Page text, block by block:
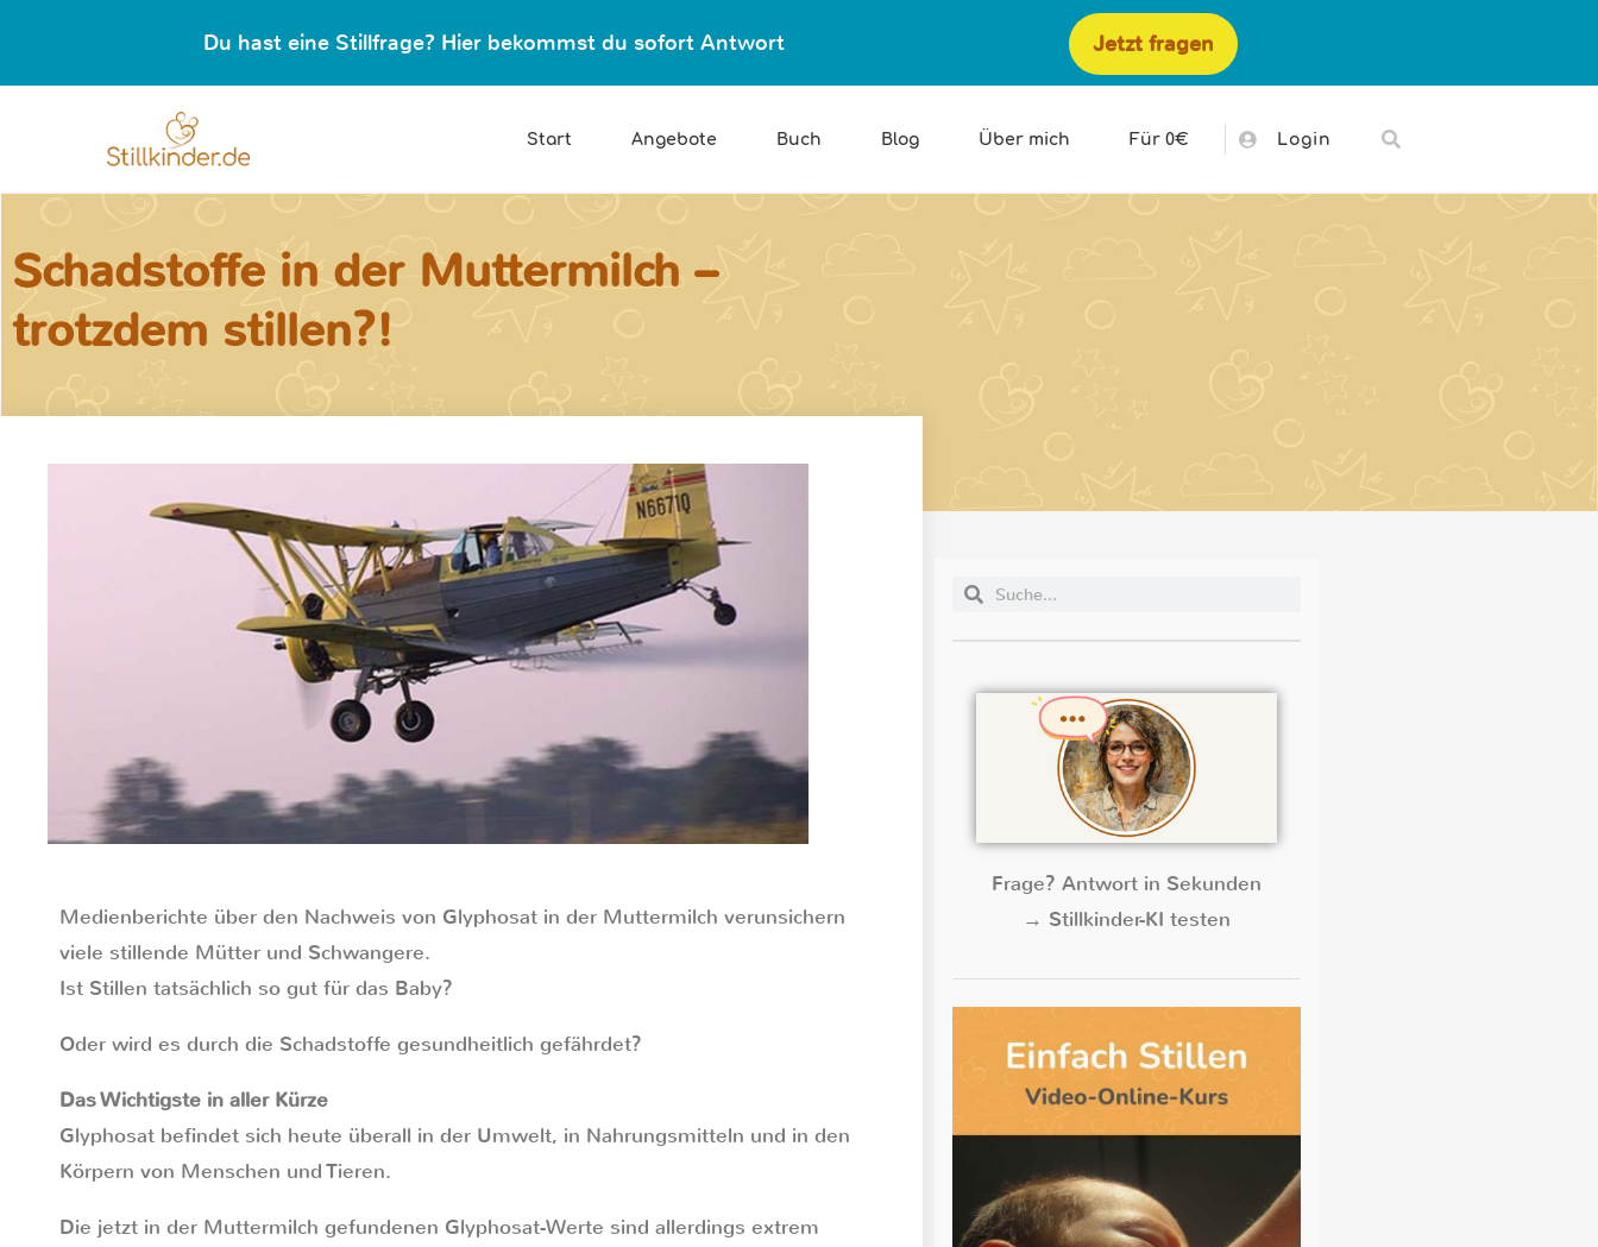
Du hast eine Stillfrage? Hier bekommst du sofort Antwort Jetzt fragen
Start Angebote Buch Blog Über mich Für 0€ Login
Schadstoffe in der Muttermilch –
trotzdem stillen?!
Medienberichte über den Nachweis von Glyphosat in der Muttermilch verunsichern
viele stillende Mütter und Schwangere.
Ist Stillen tatsächlich so gut für das Baby?
Oder wird es durch die Schadstoffe gesundheitlich gefährdet?
Das Wichtigste in aller Kürze
Glyphosat befindet sich heute überall in der Umwelt, in Nahrungsmitteln und in den
Körpern von Menschen und Tieren.
Die jetzt in der Muttermilch gefundenen Glyphosat-Werte sind allerdings extrem
Frage? Antwort in Sekunden
→ Stillkinder-KI testen